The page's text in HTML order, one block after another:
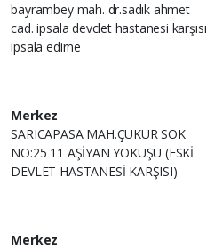
bayrambey mah. dr.sadık ahmet
cad. ipsala devclet hastanesi karşısı
ipsala edirne
Merkez
SARICAPASA MAH.ÇUKUR SOK
NO:25 11 AŞİYAN YOKUŞU (ESKİ
DEVLET HASTANESİ KARŞISI)
Merkez